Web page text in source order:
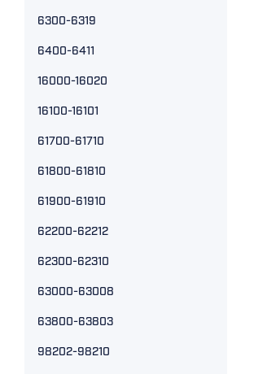
6300-6319
6400-6411
16000-16020
16100-16101
61700-61710
61800-61810
61900-61910
62200-62212
62300-62310
63000-63008
63800-63803
98202-98210